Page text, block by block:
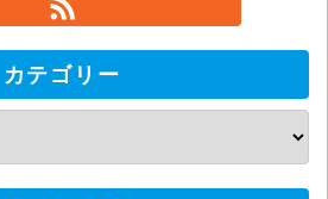
カテゴリー